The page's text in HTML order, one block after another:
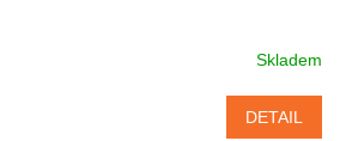
Skladem
DETAIL